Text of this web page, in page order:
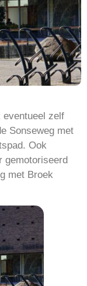
eventueel zelf
Sonseweg met
Ook
gemotoriseerd
met Broek